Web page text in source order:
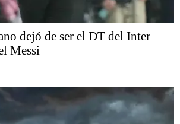
dejó de ser el DT del Inter
Messi